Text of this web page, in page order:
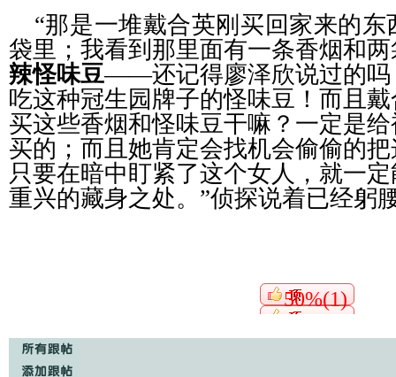
“那是一堆戴合英刚买回家来的
袋里；我看到那里面有一条香烟和
辣怪味豆——还记得廖泽欣说过的吗
吃这种冠生园牌子的怪味豆！而且
买这些香烟和怪味豆干嘛？一定是
买的；而且她肯定会找机会偷偷的
只要在暗中盯紧了这个女人，就一
重兴的藏身之处。”侦探说着已经躬
50%(1)